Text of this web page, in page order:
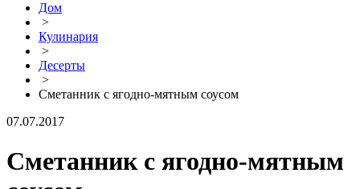
Дом
>
Кулинария
>
Десерты
>
Сметанник с ягодно-мятным соусом
07.07.2017
Сметанник с ягодно-мятным